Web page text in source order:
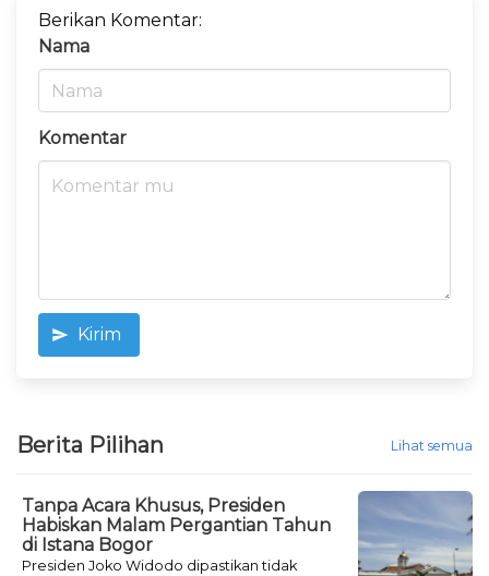
Berikan Komentar:
Nama
Komentar
Kirim
Berita Pilihan Lihat semua
Tanpa Acara Khusus, Presiden
Habiskan Malam Pergantian Tahun
di Istana Bogor
Presiden Joko Widodo dipastikan tidak